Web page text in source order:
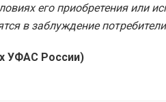
его приобретения или
в заблуждение
УФАС России)